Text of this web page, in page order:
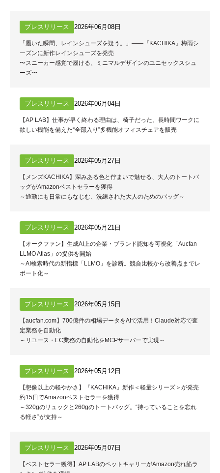
プレスリリース 2026年06月08日
「履いた瞬間、レインシューズを疑う。」——『KACHIKA』梅雨シ
ーズンに新作レインシューズを発売
〜スニーカー感覚で履ける、ミニマルデザインのユニセックスシュ
ーズ〜
プレスリリース 2026年06月04日
【AP LAB】仕事が早く終わる理由は、椅子だった。長時間ワークに
欲しい機能を備えた“全部入り”多機能オフィスチェアを販売
プレスリリース 2026年05月27日
【メンズKACHIKA】深みある色と佇まいで魅せる、大人のトートバ
ッグがAmazonベストセラーを獲得
～通勤にも日常にもなじむ、洗練された大人のためのバッグ～
プレスリリース 2026年05月21日
【オークファン】生成AI上の企業・ブランド認知を可視化「Aucfan
LLMO Atlas」の提供を開始
～AI検索時代の新指標「LLMO」を診断。競合比較から改善点までレ
ポート化～
プレスリリース 2026年05月15日
【aucfan.com】700億件の相場データをAIで活用！Claude対応で査
定業務を自動化
～リユース・EC業務の自動化をMCPサーバーで実現～
プレスリリース 2026年05月12日
【想像以上の軽やかさ】『KACHIKA』新作＜軽量シリーズ＞が発売
約15日でAmazonベストセラーを獲得
～320gのリュックと260gのトートバッグ。“持っていることを忘れ
る軽さ”が支持～
プレスリリース 2026年05月07日
【ベストセラー獲得】AP LABのペットキャリーがAmazon売れ筋ラ